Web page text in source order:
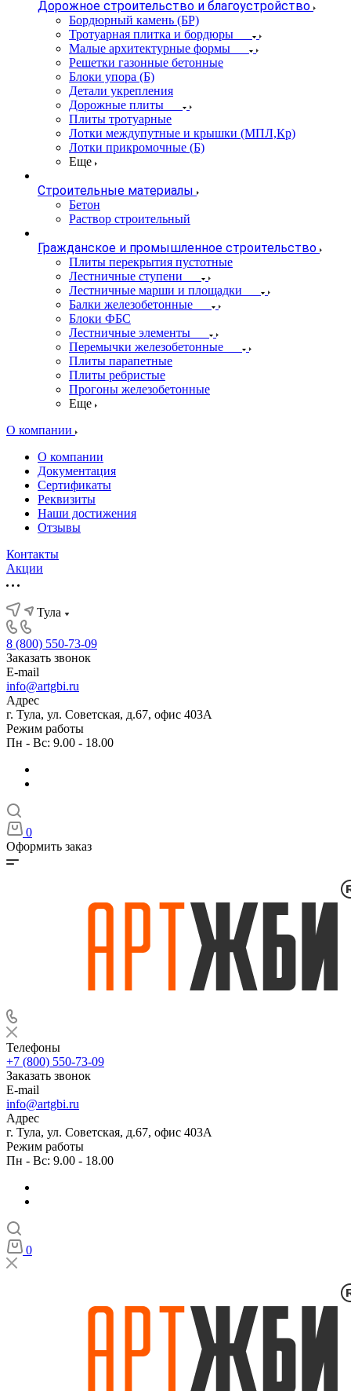
Дорожное строительство и благоустройство
Бордюрный камень (БР)
Тротуарная плитка и бордюры
Малые архитектурные формы
Решетки газонные бетонные
Блоки упора (Б)
Детали укрепления
Дорожные плиты
Плиты тротуарные
Лотки междупутные и крышки (МПЛ,Кр)
Лотки прикромочные (Б)
Еще
Строительные материалы
Бетон
Раствор строительный
Гражданское и промышленное строительство
Плиты перекрытия пустотные
Лестничные ступени
Лестничные марши и площадки
Балки железобетонные
Блоки ФБС
Лестничные элементы
Перемычки железобетонные
Плиты парапетные
Плиты ребристые
Прогоны железобетонные
Еще
О компании
О компании
Документация
Сертификаты
Реквизиты
Наши достижения
Отзывы
Контакты
Акции
Тула
8 (800) 550-73-09
Заказать звонок
E-mail
info@artgbi.ru
Адрес
г. Тула, ул. Советская, д.67, офис 403А
Режим работы
Пн - Вс: 9.00 - 18.00
0
Оформить заказ
Телефоны
+7 (800) 550-73-09
Заказать звонок
E-mail
info@artgbi.ru
Адрес
г. Тула, ул. Советская, д.67, офис 403А
Режим работы
Пн - Вс: 9.00 - 18.00
0